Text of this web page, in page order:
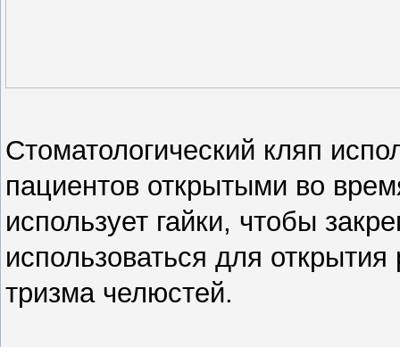
Стоматологический кляп
пациентов открытыми во
использует гайки, чтобы
использоваться для
тризма челюстей.